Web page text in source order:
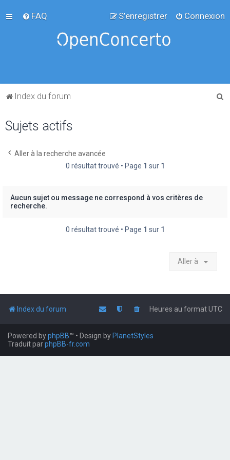
FAQ Connexion
S’enregistrer
Index du forum
Sujets actifs
Aller à la recherche avancée
0 résultat trouvé • Page 1 sur 1
Aucun sujet ou message ne correspond à vos critères de
recherche.
0 résultat trouvé • Page 1 sur 1
Aller à
Index du forum Heures au formatUTC
Powered byphpBB™ • Design by PlanetStyles
Traduit parphpBB-fr.com